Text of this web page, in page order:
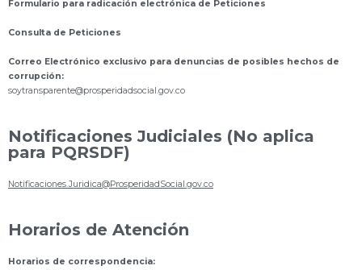
Formulario para radicación electrónica de Peticiones
Consulta de Peticiones
Correo Electrónico exclusivo para denuncias de posibles hechos de
corrupción:
soytransparente@prosperidadsocial.gov.co
Notificaciones Judiciales (No aplica
para PQRSDF)
Notificaciones.Juridica@ProsperidadSocial.gov.co
Horarios de Atención
Horarios de correspondencia: